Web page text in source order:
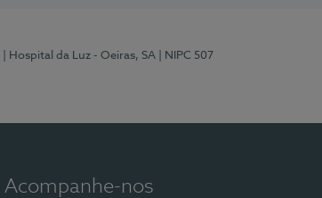
| Hospital da Luz - Oeiras, SA
| NIPC 507
Acompanhe-nos